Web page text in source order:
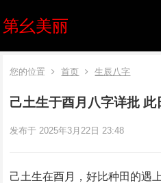
第幺美丽
您的位置 首页 生辰八字
己土生于酉月八字详批
发布于 2025年3月22日 23:48
己土生在酉月，好比种田的